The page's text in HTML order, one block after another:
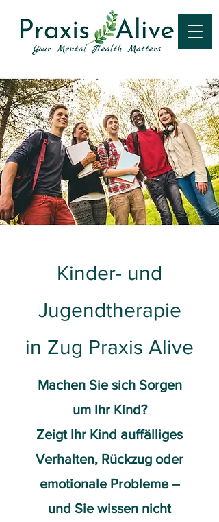
Kinder- und
Jugendtherapie
in Zug Praxis Alive
Machen Sie sich Sorgen
um Ihr Kind?
Zeigt Ihr Kind auffälliges
Verhalten, Rückzug oder
emotionale Probleme –
und Sie wissen nicht